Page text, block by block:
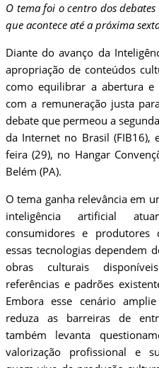
O tema foi o centro dos
que acontece até a próxima
Diante do avanço da
apropriação de conteúdos
como equilibrar a abertura e
com a remuneração justa
debate que permeou a
da Internet no Brasil (FIB16),
feira (29), no Hangar
Belém (PA).
O tema ganha relevância em
inteligência artificial
consumidores e produtores
essas tecnologias dependem
obras culturais
referências e padrões
Embora esse cenário
reduza as barreiras de
também levanta
valorização profissional e